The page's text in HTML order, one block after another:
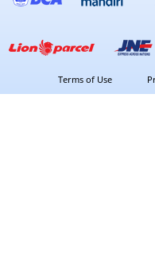
Terms of Use